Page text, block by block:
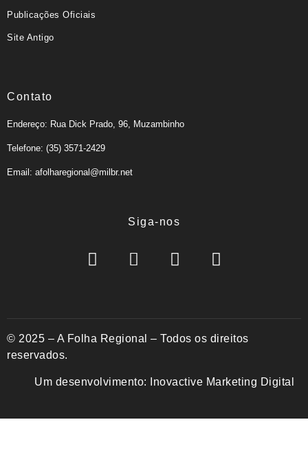
Publicações Oficiais
Site Antigo
Contato
Endereço: Rua Dick Prado, 96, Muzambinho
Telefone: (35) 3571-2429
Email: afolharegional@milbr.net
Siga-nos
© 2025 – A Folha Regional – Todos os direitos
reservados.
Um desenvolvimento: Inovactive Marketing Digital